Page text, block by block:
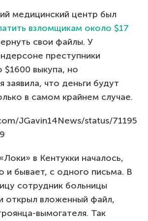
медицинский центр был
взломщикам около $17
свои файлы. У
преступники
$1600 выкупа, но
заявила, что деньги будут
в самом крайнем случае.
JGavin14News/status/71195
в Кентукки началось,
и бывает, с одного письма. В
сотрудник больницы
открыл вложенный файл,
вымогателя. Так